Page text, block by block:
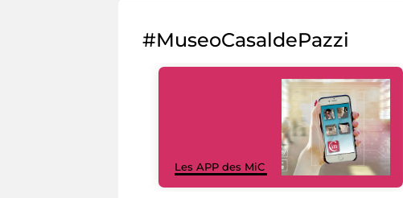
#MuseoCasaldePazzi
Les APP des MiC